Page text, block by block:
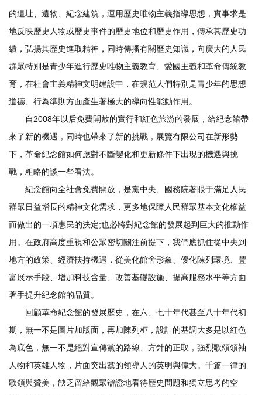
的遺址、遺物、紀念建筑，運用歷史唯物主義指導思想，實事求是
地反映歷史人物或歷史事件的歷史地位和歷史作用，傳承其歷史功
績，弘揚其歷史進取精神，同時傳播有關歷史知識，向廣大的人民
群眾特別是青少年進行歷史唯物主義教育、愛國主義和革命傳統教
育，在社會主義精神文明建設中，在規范人們特別是青少年的思想
道德、行為準則方面產生著極大的導向性能動作用。
自2008年以后免費開放的實行和紅色旅游的發展，給紀念館帶
來了新的機遇，同時也帶來了新的挑戰，展覽有限公司在新形勢
下，革命紀念館如何應對不斷變化和更新條件下出現的機遇與挑
戰，粗略的談一些看法。
紀念館向全社會免費開放，是黨中央、國務院著眼于滿足人民
群眾日益增長的精神文化需求，更多地保障人民群眾基本文化權益
而做出的一項惠民的決定;也必將對紀念館的發展起到巨大的推動作
用。在政府高度重視和公眾密切關注前提下，我們應抓住從中央到
地方的政策、經濟扶持機遇，從美化館舍形象、優化陳列環境、豐
富展示手段、增加科技含量、改善基礎設施、提高服務水平等方面
著手提升紀念館的品質。
回顧革命紀念館的發展歷史，在六、七十年代甚至八十年代初
期，無一不是圖片加版面，再加陳列柜，設計的基調大多是以紅色
為底色，無一不是絕對宣傳黨的路線、方針的正取，強烈歌頌領袖
人物和英雄人物，片面突出黨的領導人的英明與偉大。千篇一律的
歌頌與贊美，缺乏留給觀眾辯證地看待歷史問題和獨立思考的空